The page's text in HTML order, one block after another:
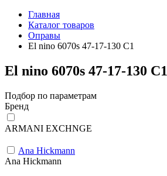
Главная
Каталог товаров
Оправы
El nino 6070s 47-17-130 C1
El nino 6070s 47-17-130 C1
Подбор по параметрам
Бренд
ARMANI EXCHNGE
Ana Hickmann
Ana Hickmann